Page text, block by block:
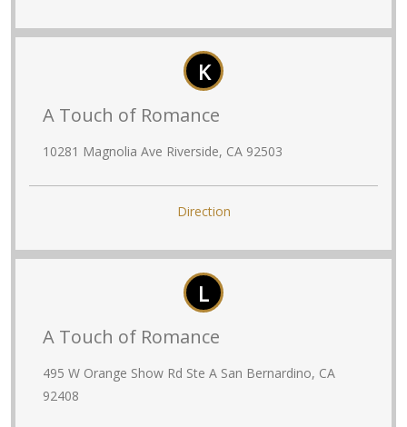
K
A Touch of Romance
10281 Magnolia Ave Riverside, CA 92503
Direction
L
A Touch of Romance
495 W Orange Show Rd Ste A San Bernardino, CA
92408